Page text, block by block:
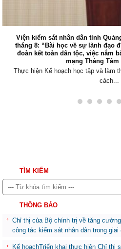
Viện kiểm sát nhân dân tỉnh
tháng 8: “Bài học về sự lãnh đạo
đoàn kết toàn dân tộc, việc nắm
mạng Tháng Tám
Thực hiện Kế hoạch học tập và làm
cách...
TÌM KIẾM
THÔNG BÁO
Chỉ thị của Bộ chính trị về tăng
công tác kiểm sát nhân dân trong giai
Kế hoạchTriển khai thực hiện Chỉ thị